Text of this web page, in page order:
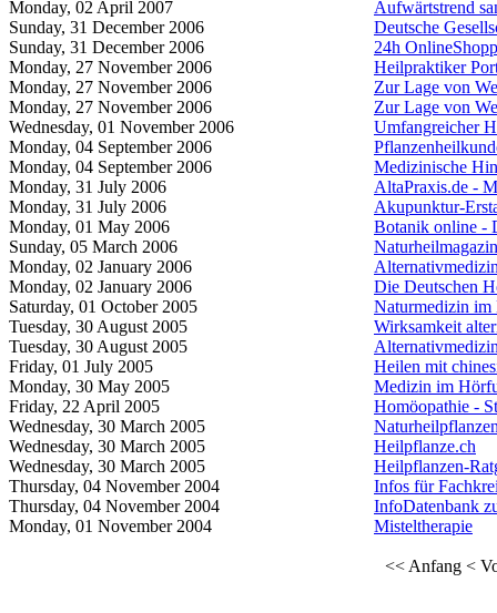
Monday, 02 April 2007
Aufwärtstrend
Sunday, 31 December 2006
Deutsche
Sunday, 31 December 2006
24h
Monday, 27 November 2006
Heilpraktiker
Monday, 27 November 2006
Zur Lage von
Monday, 27 November 2006
Zur Lage von
Wednesday, 01 November 2006
Umfangreicher
Monday, 04 September 2006
Monday, 04 September 2006
Medizinische
Monday, 31 July 2006
AltaPraxis.de -
Monday, 31 July 2006
Akupunktur-
Monday, 01 May 2006
Botanik online -
Sunday, 05 March 2006
Monday, 02 January 2006
Monday, 02 January 2006
Die Deutschen
Saturday, 01 October 2005
Naturmedizin
Tuesday, 30 August 2005
Wirksamkeit
Tuesday, 30 August 2005
Friday, 01 July 2005
Heilen mit
Monday, 30 May 2005
Medizin im
Friday, 22 April 2005
Homöopathie -
Wednesday, 30 March 2005
Wednesday, 30 March 2005
Heilpflanze.ch
Wednesday, 30 March 2005
Heilpflanzen-
Thursday, 04 November 2004
Infos für
Thursday, 04 November 2004
InfoDatenbank
Monday, 01 November 2004
Misteltherapie
<< Anfang <